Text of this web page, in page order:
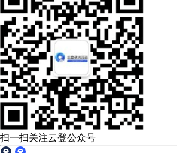
扫一扫关注云登公众号